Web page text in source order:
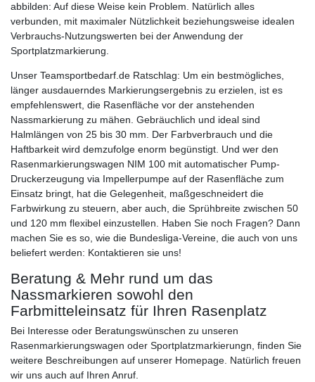
abbilden: Auf diese Weise kein Problem. Natürlich alles
verbunden, mit maximaler Nützlichkeit beziehungsweise idealen
Verbrauchs-Nutzungswerten bei der Anwendung der
Sportplatzmarkierung.
Unser Teamsportbedarf.de Ratschlag: Um ein bestmögliches,
länger ausdauerndes Markierungsergebnis zu erzielen, ist es
empfehlenswert, die Rasenfläche vor der anstehenden
Nassmarkierung zu mähen. Gebräuchlich und ideal sind
Halmlängen von 25 bis 30 mm. Der Farbverbrauch und die
Haftbarkeit wird demzufolge enorm begünstigt. Und wer den
Rasenmarkierungswagen NIM 100 mit automatischer Pump-
Druckerzeugung via Impellerpumpe auf der Rasenfläche zum
Einsatz bringt, hat die Gelegenheit, maßgeschneidert die
Farbwirkung zu steuern, aber auch, die Sprühbreite zwischen 50
und 120 mm flexibel einzustellen. Haben Sie noch Fragen? Dann
machen Sie es so, wie die Bundesliga-Vereine, die auch von uns
beliefert werden: Kontaktieren sie uns!
Beratung & Mehr rund um das
Nassmarkieren sowohl den
Farbmitteleinsatz für Ihren Rasenplatz
Bei Interesse oder Beratungswünschen zu unseren
Rasenmarkierungswagen oder Sportplatzmarkierungn, finden Sie
weitere Beschreibungen auf unserer Homepage. Natürlich freuen
wir uns auch auf Ihren Anruf.